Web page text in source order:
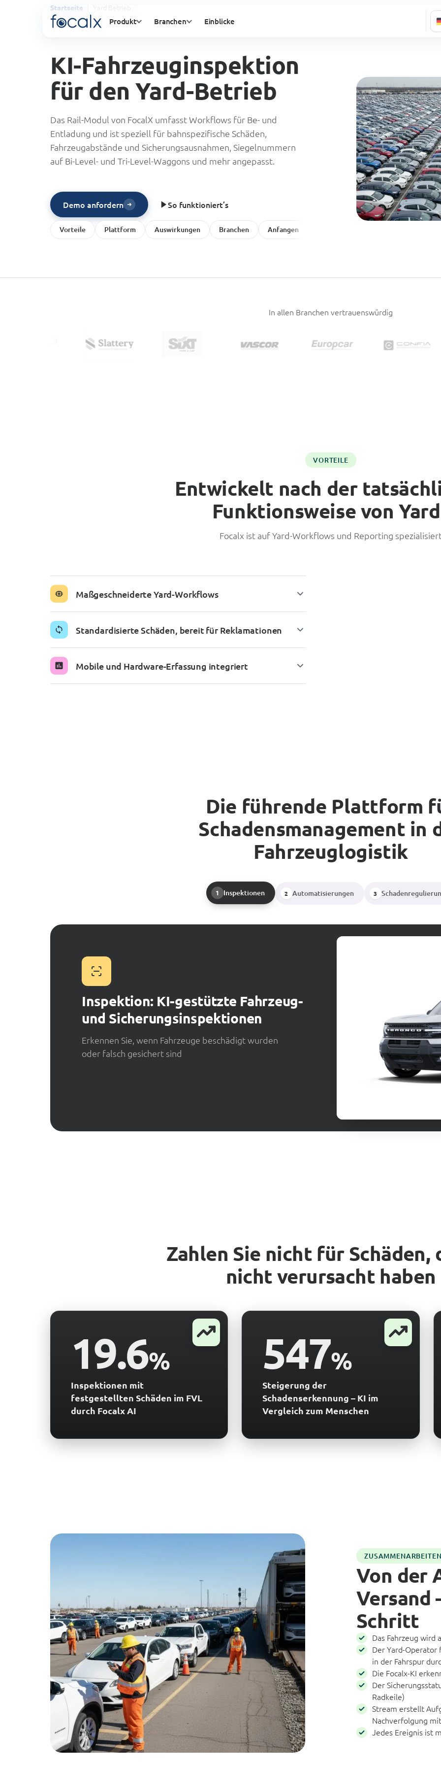
Produkt Branchen Einblicke
Startseite Yard Betrieb
KI-Fahrzeuginspektion
für den Yard-Betrieb
Das Rail-Modul von FocalX umfasst Workflows für Be- und
Entladung und ist speziell für bahnspezifische Schäden,
Fahrzeugabstände und Sicherungsausnahmen, Siegelnummern
auf Bi-Level- und Tri-Level-Waggons und mehr angepasst.
Demo anfordern So funktioniert’s
Vorteile Plattform Auswirkungen Branchen Anfangen
In allen Branchen vertrauenswürdig
VORTEILE
Entwickelt nach der
Funktionsweise von
Focalx ist auf Yard-Workflows und Reporting
Maßgeschneiderte Yard-Workflows
Standardisierte Schäden, bereit für Reklamationen
Mobile und Hardware-Erfassung integriert
Die führende Plattform
Schadensmanagement in
Fahrzeuglogistik
1 Inspektionen 2 Automatisierungen 3
Inspektion: KI-gestützte Fahrzeug-
und Sicherungsinspektionen
Erkennen Sie, wenn Fahrzeuge beschädigt wurden
oder falsch gesichert sind
Zahlen Sie nicht für Schäden,
nicht verursacht haben
19.6%
Inspektionen mit
festgestellten Schäden im FVL
durch Focalx AI
547%
Steigerung der
Schadenserkennung – KI im
Vergleich zum Menschen
Von der
Versand
Schritt
Das Fahrzeug
Der Yard-
in der Fahrspur
Die Focalx-KI
Der
Radkeile)
Stream erstellt
Nachverfolgung
Jedes Ereignis ist